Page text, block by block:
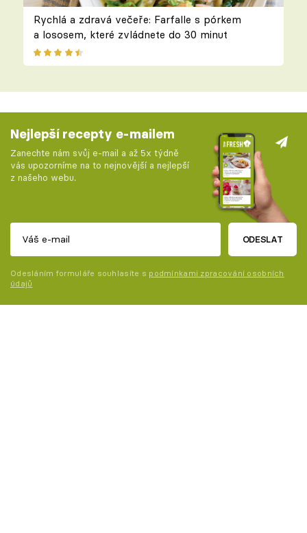
Rychlá a zdravá večeře: Farfalle s pórkem
a lososem, které zvládnete do 30 minut
Nejlepší recepty e-mailem
Zanechte nám svůj e-mail a až 5x týdně
vás upozorníme na to nejnovější a nejlepší
z našeho webu.
ODESLAT
Odesláním formuláře souhlasíte s podmínkami zpracování osobních
údajů